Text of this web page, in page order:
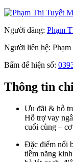
Người đăng: Phạm
Người liên hệ:
Bấm để hiện số:
Thông tin
Ưu đãi & hỗ
Hỗ trợ vay
cuối cùng –
Đặc điểm nổi
tiềm năng